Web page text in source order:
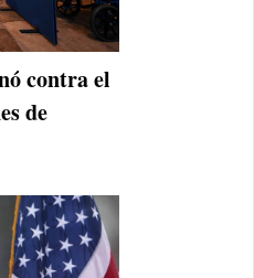
contra el
de